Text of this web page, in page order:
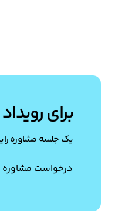
برای
یک جلسه مشاوره
درخواست مشاوره